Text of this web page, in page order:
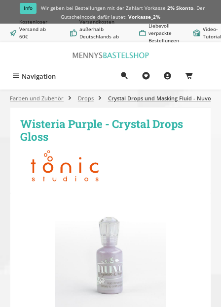
springen
Info Wir geben bei Bestellungen mit der Zahlart Vorkasse 2% Skonto. Der
Gutscheincode dafür lautet: Vorkasse_2%
Kostenloser
Versand ab
60€
Versandkosten
außerhalb
Deutschlands ab
Liebevoll
verpackte
Bestellungen
Video-
Navigation
Farben und Zubehör Drops Crystal Drops und Masking Fluid - Nuvo
Wisteria Purple - Crystal Drops
Gloss